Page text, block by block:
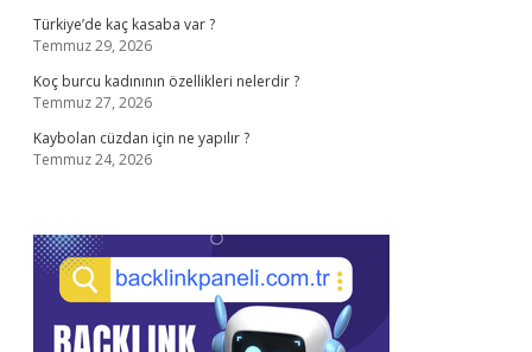
Türkiye’de kaç kasaba var ?
Temmuz 29, 2026
Koç burcu kadınının özellikleri nelerdir ?
Temmuz 27, 2026
Kaybolan cüzdan için ne yapılır ?
Temmuz 24, 2026